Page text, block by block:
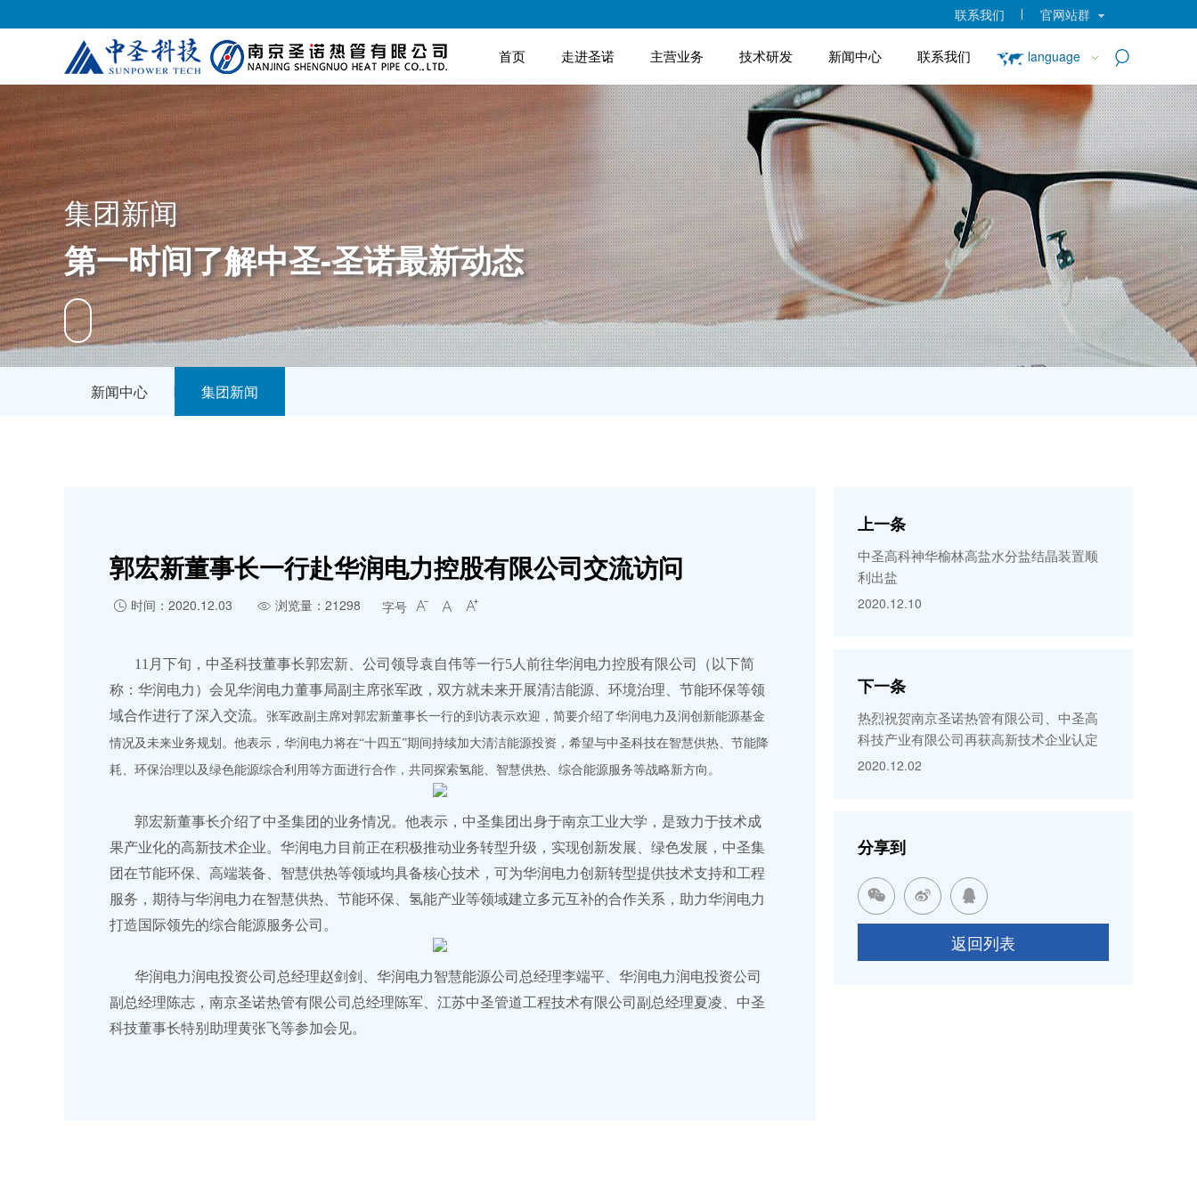
官网站群
联系我们
首页 走进圣诺 主营业务 技术研发 新闻中心 联系我们 language
集团新闻
第一时间了解中圣-圣诺最新动态
新闻中心 集团新闻
郭宏新董事长一行赴华润电力控股有限公司交流访问
 时间：2020.12.03  浏览量：21298 字号   
11月下旬，中圣科技董事长郭宏新、公司领导袁自伟等一行5人前往华润电力控股有限公司（以下简
称：华润电力）会见华润电力董事局副主席张军政，双方就未来开展清洁能源、环境治理、节能环保等领
域合作进行了深入交流。 张军政副主席对郭宏新董事长一行的到访表示欢迎，简要介绍了华润电力及润创新能源基金
情况及未来业务规划。他表示，华润电力将在“十四五”期间持续加大清洁能源投资，希望与中圣科技在智慧供热、节能降
耗、环保治理以及绿色能源综合利用等方面进行合作，共同探索氢能、智慧供热、综合能源服务等战略新方向。
郭宏新董事长介绍了中圣集团的业务情况。他表示，中圣集团出身于南京工业大学，是致力于技术成
果产业化的高新技术企业。华润电力目前正在积极推动业务转型升级，实现创新发展、绿色发展，中圣集
团在节能环保、高端装备、智慧供热等领域均具备核心技术，可为华润电力创新转型提供技术支持和工程
服务，期待与华润电力在智慧供热、节能环保、氢能产业等领域建立多元互补的合作关系，助力华润电力
打造国际领先的综合能源服务公司。
华润电力润电投资公司总经理赵剑剑、华润电力智慧能源公司总经理李端平、华润电力润电投资公司
副总经理陈志，南京圣诺热管有限公司总经理陈军、江苏中圣管道工程技术有限公司副总经理夏凌、中圣
科技董事长特别助理黄张飞等参加会见。
上一条
中圣高科神华榆林高盐水分盐结晶装置顺
利出盐
2020.12.10
下一条
热烈祝贺南京圣诺热管有限公司、中圣高
科技产业有限公司再获高新技术企业认定
2020.12.02
分享到
  
返回列表